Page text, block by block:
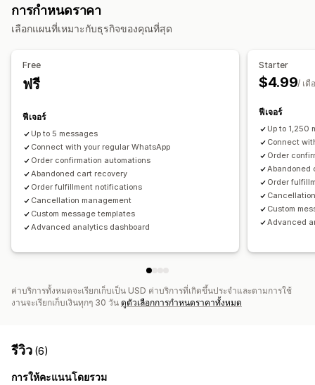
ประกาศเกี่ยวกับสินค้า
การจัดการผู้สมัครใช้งาน
การกำหนดราคา
เลือกแผนที่เหมาะกับธุรกิจของคุณที่สุด
Free
ฟรี
ฟีเจอร์
Up to 5 messages
Connect with your regular WhatsApp
Order confirmation automations
Abandoned cart recovery
Order fulfillment notifications
Cancellation management
Custom message templates
Advanced analytics dashboard
Starter
$4.99/ เดื
ฟีเจอร์
Up to 1,250
Connect
Order
Abandoned
Order
Custom
Advanced
ค่าบริการทั้งหมดจะเรียกเก็บเป็น USD ค่าบริการที่เกิดขึ้นประจำและตามการใช้
งานจะเรียกเก็บเงินทุกๆ 30 วัน ดูตัวเลือกการกำหนดราคาทั้งหมด
รีวิว (6)
การให้คะแนนโดยรวม